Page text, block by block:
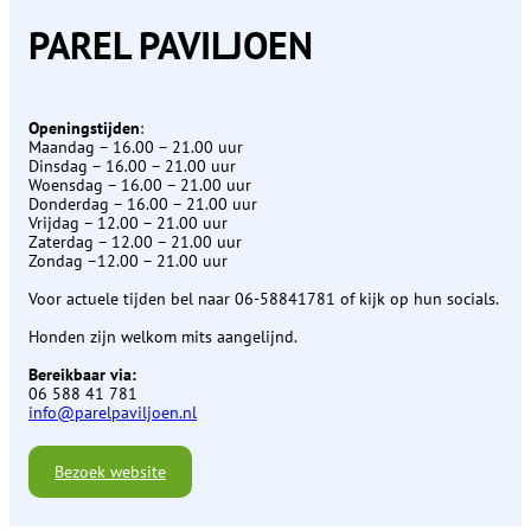
PAREL PAVILJOEN
Openingstijden:
Maandag – 16.00 – 21.00 uur
Dinsdag – 16.00 – 21.00 uur
Woensdag – 16.00 – 21.00 uur
Donderdag – 16.00 – 21.00 uur
Vrijdag – 12.00 – 21.00 uur
Zaterdag – 12.00 – 21.00 uur
Zondag –12.00 – 21.00 uur
Voor actuele tijden bel naar 06-58841781 of kijk op hun socials.
Honden zijn welkom mits aangelijnd.
Bereikbaar via:
06 588 41 781
info@parelpaviljoen.nl
Bezoek website